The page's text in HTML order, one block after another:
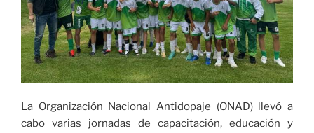
La Organización Nacional Antidopaje (ONAD) llevó a
cabo varias jornadas de capacitación, educación y